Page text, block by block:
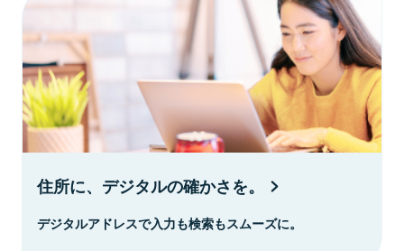
住所に、デジタルの確かさを。
デジタルアドレスで入力も検索もスムーズに。